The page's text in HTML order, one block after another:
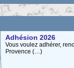
Adhésion 2026
Vous voulez adhérer,
Provence (…)